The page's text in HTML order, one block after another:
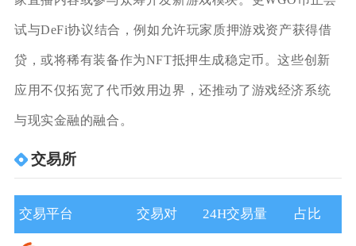
试与DeFi协议结合，例如允许玩家质押游戏资产获得借
贷，或将稀有装备作为NFT抵押生成稳定币。这些创新
应用不仅拓宽了代币效用边界，还推动了游戏经济系统
与现实金融的融合。
交易所
交易平台 交易对 24H交易量 占比